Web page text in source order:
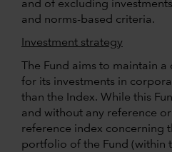
and of excluding
and norms-based criteria.
Investment strategy
The Fund aims to maintain
for its investments in
than the Index. While this
and without any reference
reference index concerning
portfolio of the Fund (within